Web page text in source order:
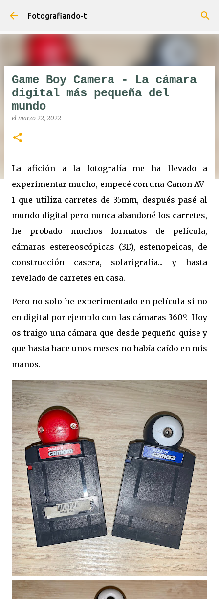
Ir al contenido principal
Fotografiando-t
Game Boy Camera - La cámara
digital más pequeña del
mundo
el marzo 22, 2022
La afición a la fotografía me ha llevado a
experimentar mucho, empecé con una Canon AV-
1 que utiliza carretes de 35mm, después pasé al
mundo digital pero nunca abandoné los carretes,
he probado muchos formatos de película,
cámaras estereoscópicas (3D), estenopeicas, de
construcción casera, solarigrafía... y hasta
revelado de carretes en casa.
Pero no solo he experimentado en película si no
en digital por ejemplo con las cámaras 360º. Hoy
os traigo una cámara que desde pequeño quise y
que hasta hace unos meses no había caído en mis
manos.